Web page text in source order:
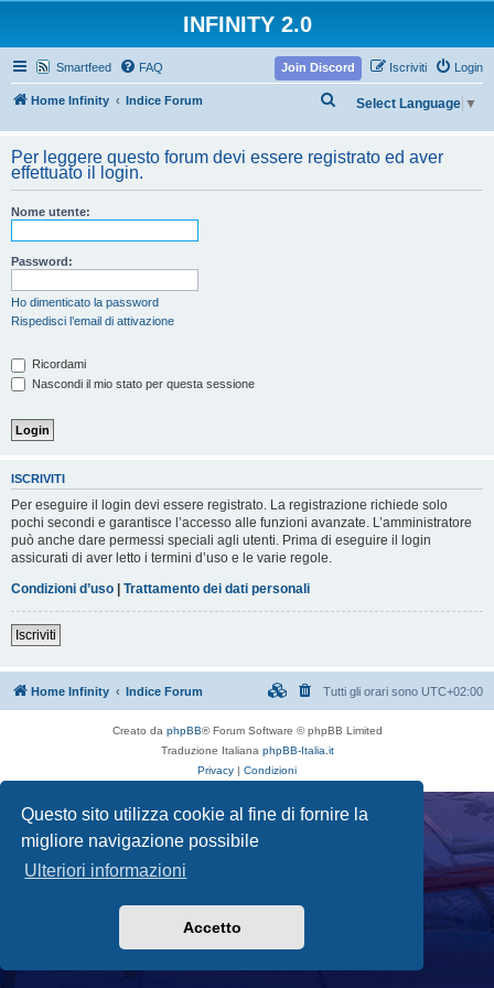
Questo sito utilizza cookie al fine di fornire la
migliore navigazione possibile
Ulteriori informazioni
Accetto
INFINITY 2.0
Smartfeed FAQ Login
Iscriviti
Join Discord
Home Infinity Indice Forum Select Language ▼
r
Per leggere questo forum devi essere registrato ed aver
effettuato il login.
Nome utente:
Password:
Ho dimenticato la password
Rispedisci l’email di attivazione
Ricordami
Nascondi il mio stato per questa sessione
ISCRIVITI
Per eseguire il login devi essere registrato. La registrazione richiede solo
pochi secondi e garantisce l’accesso alle funzioni avanzate. L’amministratore
può anche dare permessi speciali agli utenti. Prima di eseguire il login
assicurati di aver letto i termini d’uso e le varie regole.
Condizioni d’uso | Trattamento dei dati personali
Iscriviti
Home Infinity Indice Forum Tutti gli orari sono UTC+02:00
Creato da phpBB® Forum Software © phpBB Limited
Traduzione Italiana phpBB-Italia.it
Privacy | Condizioni